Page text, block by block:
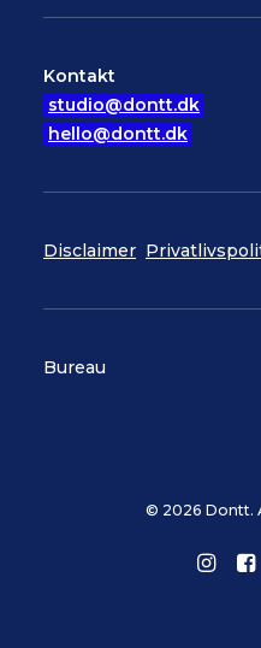
Kontakt
studio@dontt.dk
hello@dontt.dk
Disclaimer
Bureau
© 2026 Dontt.